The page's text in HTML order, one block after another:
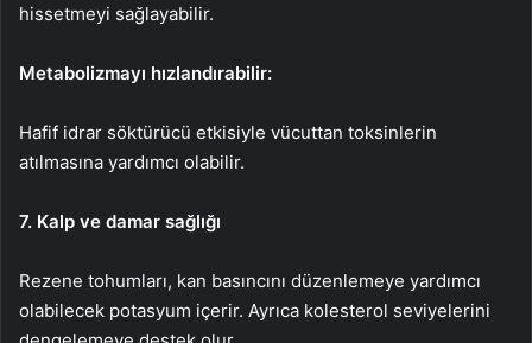
hissetmeyi sağlayabilir.
Metabolizmayı hızlandırabilir:
Hafif idrar söktürücü etkisiyle vücuttan toksinlerin
atılmasına yardımcı olabilir.
7. Kalp ve damar sağlığı
Rezene tohumları, kan basıncını düzenlemeye yardımcı
olabilecek potasyum içerir. Ayrıca kolesterol seviyelerini